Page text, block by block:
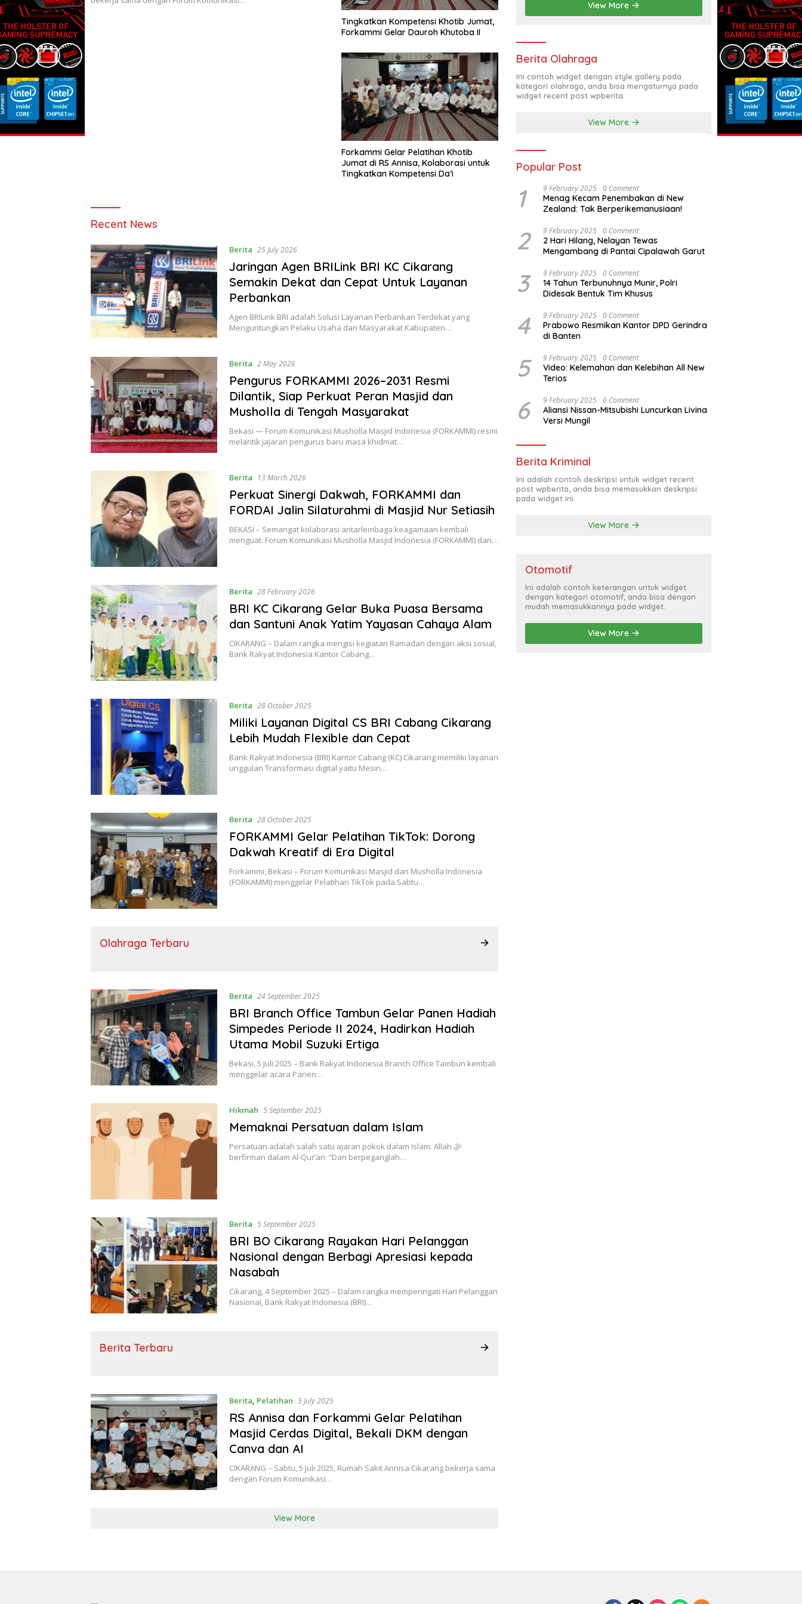
Tingkatkan Kompetensi Khotib Jumat,
Forkammi Gelar Dauroh Khutoba II
Forkammi Gelar Pelatihan Khotib
Jumat di RS Annisa, Kolaborasi untuk
Tingkatkan Kompetensi Da’i
FORKAMMI
Recent News
Berita 25 July 2026
Jaringan Agen BRILink BRI KC Cikarang
Semakin Dekat dan Cepat Untuk Layanan
Perbankan
Agen BRILink BRI adalah Solusi Layanan Perbankan Terdekat yang
Menguntungkan Pelaku Usaha dan Masyarakat Kabupaten…
Berita 2 May 2026
Pengurus FORKAMMI 2026–2031 Resmi
Dilantik, Siap Perkuat Peran Masjid dan
Musholla di Tengah Masyarakat
Bekasi — Forum Komunikasi Musholla Masjid Indonesia (FORKAMMI) resmi
melantik jajaran pengurus baru masa khidmat…
Berita 13 March 2026
Perkuat Sinergi Dakwah, FORKAMMI dan
FORDAI Jalin Silaturahmi di Masjid Nur Setiasih
BEKASI – Semangat kolaborasi antarlembaga keagamaan kembali
menguat. Forum Komunikasi Musholla Masjid Indonesia (FORKAMMI) dan…
Berita 28 February 2026
BRI KC Cikarang Gelar Buka Puasa Bersama
dan Santuni Anak Yatim Yayasan Cahaya Alam
CIKARANG – Dalam rangka mengisi kegiatan Ramadan dengan aksi sosial,
Bank Rakyat Indonesia Kantor Cabang…
Berita 28 October 2025
Miliki Layanan Digital CS BRI Cabang Cikarang
Lebih Mudah Flexible dan Cepat
Bank Rakyat Indonesia (BRI) Kantor Cabang (KC) Cikarang memiliki layanan
unggulan Transformasi digital yaitu Mesin…
Berita 28 October 2025
FORKAMMI Gelar Pelatihan TikTok: Dorong
Dakwah Kreatif di Era Digital
Forkammi, Bekasi – Forum Komunikasi Masjid dan Musholla Indonesia
(FORKAMMI) menggelar Pelatihan TikTok pada Sabtu…
Olahraga Terbaru
Berita 24 September 2025
BRI Branch Office Tambun Gelar Panen Hadiah
Simpedes Periode II 2024, Hadirkan Hadiah
Utama Mobil Suzuki Ertiga
Bekasi, 5 Juli 2025 – Bank Rakyat Indonesia Branch Office Tambun kembali
menggelar acara Panen…
Hikmah 5 September 2025
Memaknai Persatuan dalam Islam
Persatuan adalah salah satu ajaran pokok dalam Islam. Allah ﷻ
berfirman dalam Al-Qur’an: “Dan berpeganglah…
Berita 5 September 2025
BRI BO Cikarang Rayakan Hari Pelanggan
Nasional dengan Berbagi Apresiasi kepada
Nasabah
Cikarang, 4 September 2025 – Dalam rangka memperingati Hari Pelanggan
Nasional, Bank Rakyat Indonesia (BRI)…
Berita Terbaru
Berita Pelatihan 5 July 2025
RS Annisa dan Forkammi Gelar Pelatihan
Masjid Cerdas Digital, Bekali DKM dengan
Canva dan AI
CIKARANG – Sabtu, 5 Juli 2025, Rumah Sakit Annisa Cikarang bekerja sama
dengan Forum Komunikasi…
View More
View More
Berita Olahraga
Ini contoh widget dengan style gallery pada
kategori olahraga, anda bisa mengaturnya pada
widget recent post wpberita.
View More
Popular Post
1 9 February 2025 0 Comment
Menag Kecam Penembakan di New
Zealand: Tak Berperikemanusiaan!
2 9 February 2025 0 Comment
2 Hari Hilang, Nelayan Tewas
Mengambang di Pantai Cipalawah Garut
3 9 February 2025 0 Comment
14 Tahun Terbunuhnya Munir, Polri
Didesak Bentuk Tim Khusus
4 9 February 2025 0 Comment
Prabowo Resmikan Kantor DPD Gerindra
di Banten
5 9 February 2025 0 Comment
Video: Kelemahan dan Kelebihan All New
Terios
6 9 February 2025 0 Comment
Aliansi Nissan-Mitsubishi Luncurkan Livina
Versi Mungil
Berita Kriminal
Ini adalah contoh deskripsi untuk widget recent
post wpberita, anda bisa memasukkan deskripsi
pada widget ini.
View More
Otomotif
Ini adalah contoh keterangan untuk widget
dengan kategori otomotif, anda bisa dengan
mudah memasukkannya pada widget.
View More